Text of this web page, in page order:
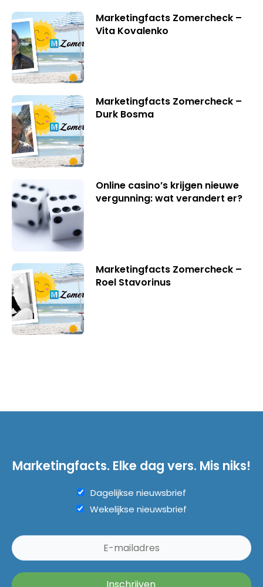
Marketingfacts Zomercheck –
Vita Kovalenko
Marketingfacts Zomercheck –
Durk Bosma
Online casino’s krijgen nieuwe
vergunning: wat verandert er?
Marketingfacts Zomercheck –
Roel Stavorinus
Marketingfacts. Elke dag vers. Mis niks!
Dagelijkse nieuwsbrief
Wekelijkse nieuwsbrief